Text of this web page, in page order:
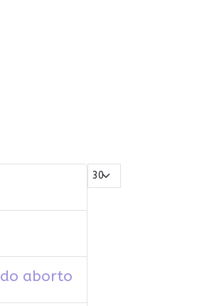
Mostrar #
aborto